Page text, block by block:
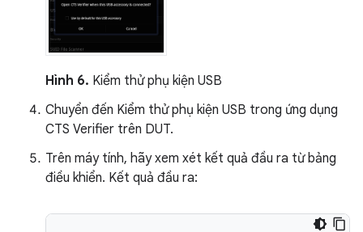
Hình 6. Kiểm thử phụ kiện USB
Chuyển đến Kiểm thử phụ kiện USB trong ứng dụng
CTS Verifier trên DUT.
Trên máy tính, hãy xem xét kết quả đầu ra từ bảng
điều khiển. Kết quả đầu ra: